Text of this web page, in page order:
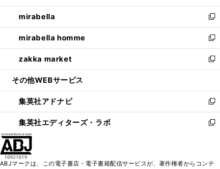
開
く
ウ
で
開
く
ン
ド
ウ
で
開
く
ウ
ィ
ン
ド
ウ
で
開
し
い
ウ
ィ
ン
ド
ウ
開
く
mirabella
新
し
い
ウ
ィ
ン
ウ
で
開
く
mirabella homme
新
し
い
ウ
ン
ド
ウ
で
zakka market
新
し
ウ
ィ
ン
ド
く
その他WEBサービス
集英社アドナビ
新
し
い
ド
集英社エディターズ・ラボ
新
ィ
ABJマークは、この電子書店・電子書籍配信サービスが、著作権者からコンテ